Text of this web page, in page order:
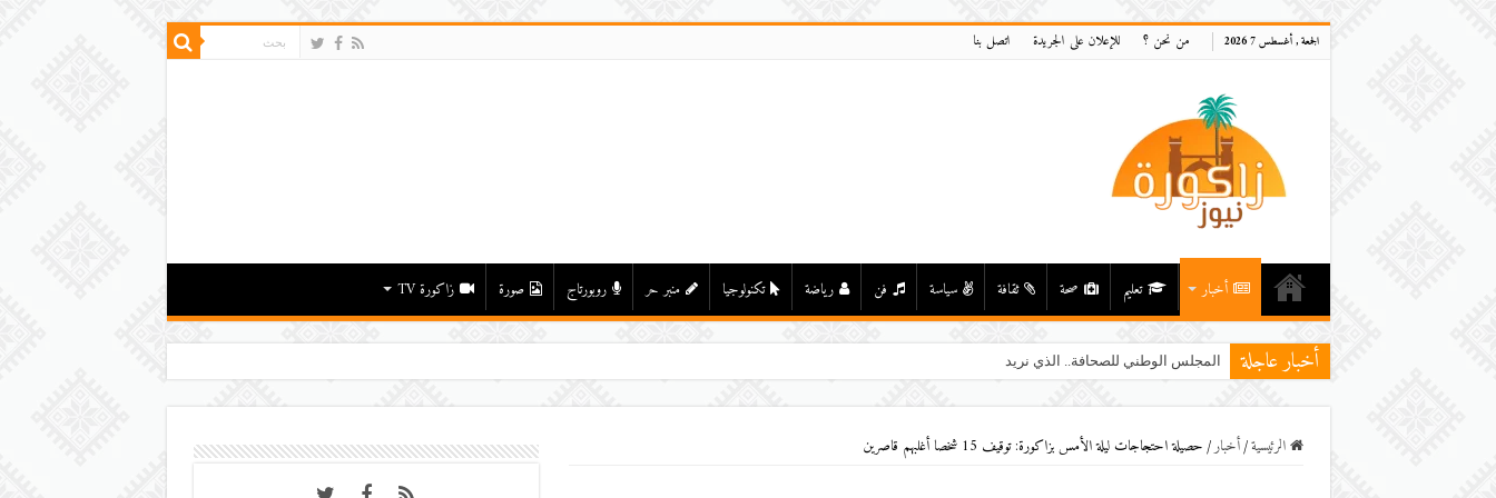
الجمعة , أغسطس 7 2026 من نحن ؟ للإعلان على الجريدة اتصل بنا
أخبار تعليم صحة ثقافة سياسة فن رياضة تكنولوجيا منبر حر روبورتاج صورة زاكورة TV
أخبار عاجلة المجلس الوطني للصحافة.. الذي نريد
الرئيسية/أخبار/حصيلة احتجاجات ليلة الأمس بزاكورة: توقيف 15 شخصا أغلبهم قاصرين